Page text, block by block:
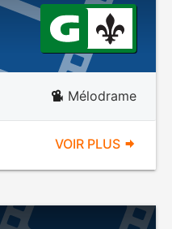
Mélodrame
VOIR PLUS